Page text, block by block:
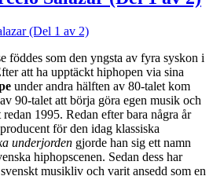
föddes som den yngsta av fyra syskon i
att ha upptäckt hiphopen via sina
under andra hälften av 80-talet kom
90-talet att börja göra egen musik och
1995. Redan efter bara några år
för den idag klassiska
underjorden gjorde han sig ett namn
hiphopscenen. Sedan dess har
musikliv och varit ansedd som en